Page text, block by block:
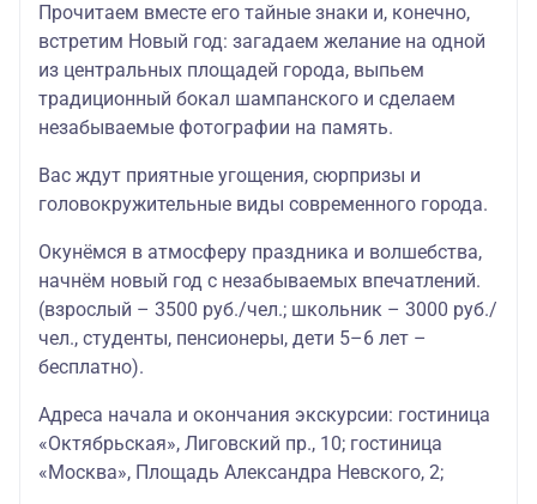
Прочитаем вместе его тайные знаки и, конечно,
встретим Новый год: загадаем желание на одной
из центральных площадей города, выпьем
традиционный бокал шампанского и сделаем
незабываемые фотографии на память.
Вас ждут приятные угощения, сюрпризы и
головокружительные виды современного города.
Окунёмся в атмосферу праздника и волшебства,
начнём новый год с незабываемых впечатлений.
(взрослый – 3500 руб./чел.; школьник – 3000 руб./
чел., студенты, пенсионеры, дети 5–6 лет –
бесплатно).
Адреса начала и окончания экскурсии: гостиница
«Октябрьская», Лиговский пр., 10; гостиница
«Москва», Площадь Александра Невского, 2;